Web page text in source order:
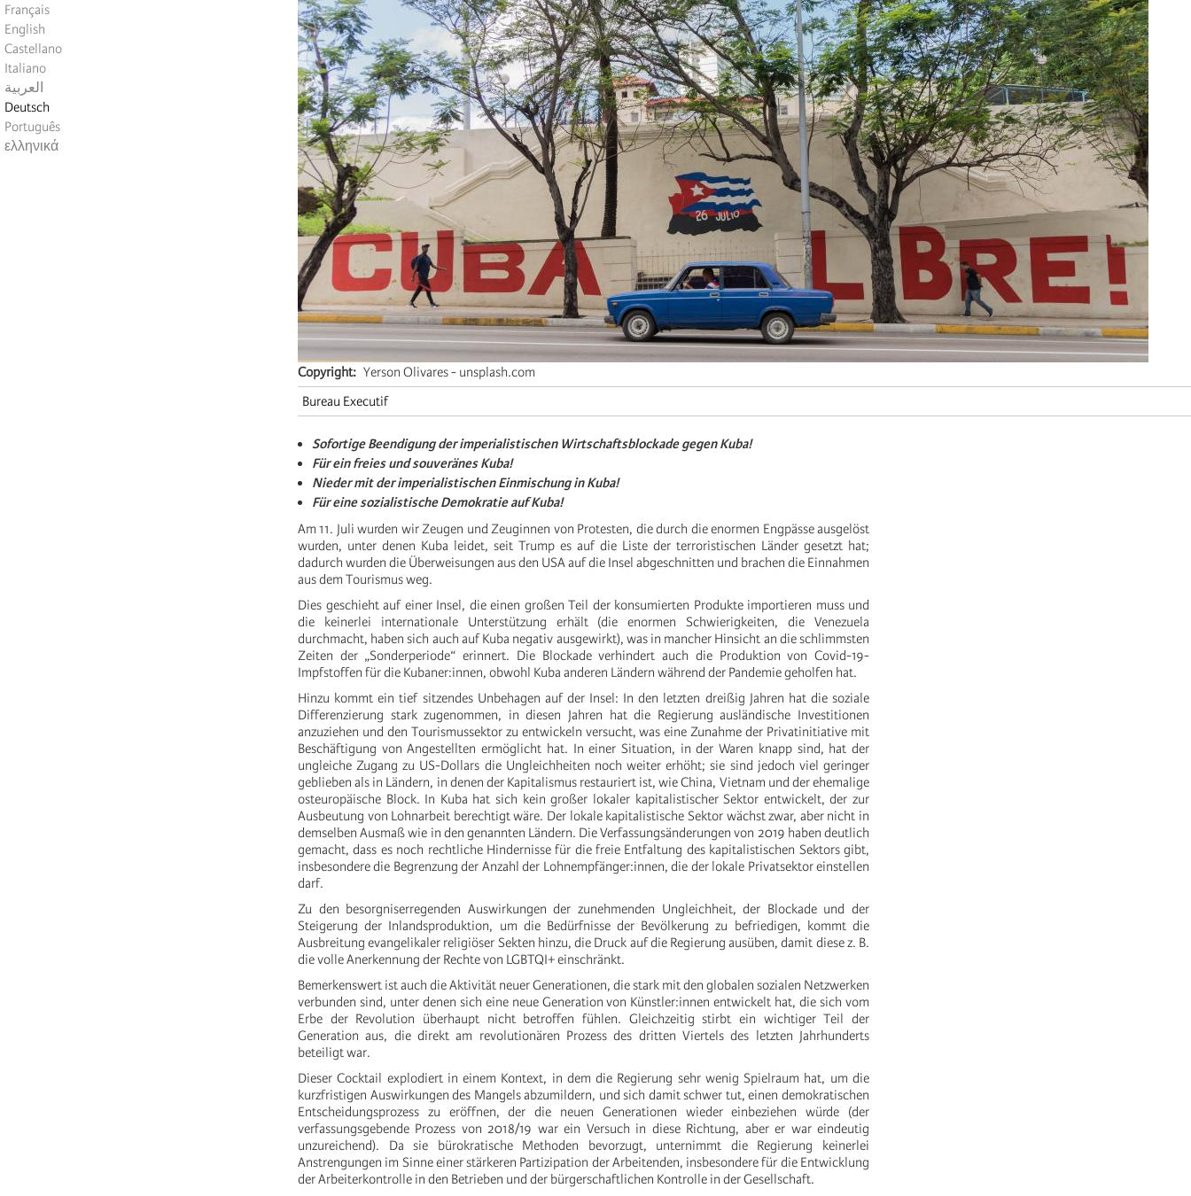
Français
English
Castellano
Italiano
العربية
Deutsch
Português
ελληνικά
Copyright
Yerson Olivares - unsplash.com
Bureau Executif
Sofortige Beendigung der imperialistischen Wirtschaftsblockade gegen Kuba!
Für ein freies und souveränes Kuba!
Nieder mit der imperialistischen Einmischung in Kuba!
Für eine sozialistische Demokratie auf Kuba!
Am 11. Juli wurden wir Zeugen und Zeuginnen von Protesten, die durch die enormen Engpässe ausgelöst
wurden, unter denen Kuba leidet, seit Trump es auf die Liste der terroristischen Länder gesetzt hat;
dadurch wurden die Überweisungen aus den USA auf die Insel abgeschnitten und brachen die Einnahmen
aus dem Tourismus weg.
Dies geschieht auf einer Insel, die einen großen Teil der konsumierten Produkte importieren muss und
die keinerlei internationale Unterstützung erhält (die enormen Schwierigkeiten, die Venezuela
durchmacht, haben sich auch auf Kuba negativ ausgewirkt), was in mancher Hinsicht an die schlimmsten
Zeiten der „Sonderperiode“ erinnert. Die Blockade verhindert auch die Produktion von Covid-19-
Impfstoffen für die Kubaner:innen, obwohl Kuba anderen Ländern während der Pandemie geholfen hat.
Hinzu kommt ein tief sitzendes Unbehagen auf der Insel: In den letzten dreißig Jahren hat die soziale
Differenzierung stark zugenommen, in diesen Jahren hat die Regierung ausländische Investitionen
anzuziehen und den Tourismussektor zu entwickeln versucht, was eine Zunahme der Privatinitiative mit
Beschäftigung von Angestellten ermöglicht hat. In einer Situation, in der Waren knapp sind, hat der
ungleiche Zugang zu US-Dollars die Ungleichheiten noch weiter erhöht; sie sind jedoch viel geringer
geblieben als in Ländern, in denen der Kapitalismus restauriert ist, wie China, Vietnam und der ehemalige
osteuropäische Block. In Kuba hat sich kein großer lokaler kapitalistischer Sektor entwickelt, der zur
Ausbeutung von Lohnarbeit berechtigt wäre. Der lokale kapitalistische Sektor wächst zwar, aber nicht in
demselben Ausmaß wie in den genannten Ländern. Die Verfassungsänderungen von 2019 haben deutlich
gemacht, dass es noch rechtliche Hindernisse für die freie Entfaltung des kapitalistischen Sektors gibt,
insbesondere die Begrenzung der Anzahl der Lohnempfänger:innen, die der lokale Privatsektor einstellen
darf.
Zu den besorgniserregenden Auswirkungen der zunehmenden Ungleichheit, der Blockade und der
Steigerung der Inlandsproduktion, um die Bedürfnisse der Bevölkerung zu befriedigen, kommt die
Ausbreitung evangelikaler religiöser Sekten hinzu, die Druck auf die Regierung ausüben, damit diese z. B.
die volle Anerkennung der Rechte von LGBTQI+ einschränkt.
Bemerkenswert ist auch die Aktivität neuer Generationen, die stark mit den globalen sozialen Netzwerken
verbunden sind, unter denen sich eine neue Generation von Künstler:innen entwickelt hat, die sich vom
Erbe der Revolution überhaupt nicht betroffen fühlen. Gleichzeitig stirbt ein wichtiger Teil der
Generation aus, die direkt am revolutionären Prozess des dritten Viertels des letzten Jahrhunderts
beteiligt war.
Dieser Cocktail explodiert in einem Kontext, in dem die Regierung sehr wenig Spielraum hat, um die
kurzfristigen Auswirkungen des Mangels abzumildern, und sich damit schwer tut, einen demokratischen
Entscheidungsprozess zu eröffnen, der die neuen Generationen wieder einbeziehen würde (der
verfassungsgebende Prozess von 2018/19 war ein Versuch in diese Richtung, aber er war eindeutig
unzureichend). Da sie bürokratische Methoden bevorzugt, unternimmt die Regierung keinerlei
Anstrengungen im Sinne einer stärkeren Partizipation der Arbeitenden, insbesondere für die Entwicklung
der Arbeiterkontrolle in den Betrieben und der bürgerschaftlichen Kontrolle in der Gesellschaft.